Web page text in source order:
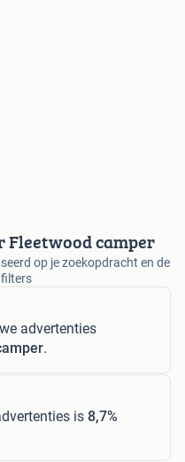
Fleetwood camper
op je zoekopdracht en de
advertenties
.
is 8,7%